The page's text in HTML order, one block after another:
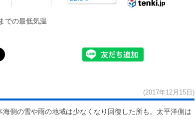
での最低気温
(2017年12月15日)
側の雪や雨の地域は少なくなり回復した所も。太平洋側は